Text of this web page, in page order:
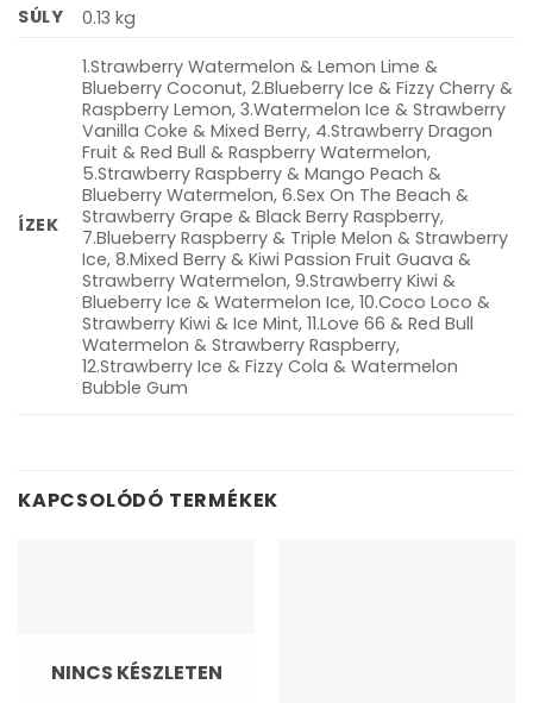
SÚLY 0.13 kg
ÍZEK
1.Strawberry Watermelon & Lemon Lime &
Blueberry Coconut, 2.Blueberry Ice & Fizzy Cherry &
Raspberry Lemon, 3.Watermelon Ice & Strawberry
Vanilla Coke & Mixed Berry, 4.Strawberry Dragon
Fruit & Red Bull & Raspberry Watermelon,
5.Strawberry Raspberry & Mango Peach &
Blueberry Watermelon, 6.Sex On The Beach &
Strawberry Grape & Black Berry Raspberry,
7.Blueberry Raspberry & Triple Melon & Strawberry
Ice, 8.Mixed Berry & Kiwi Passion Fruit Guava &
Strawberry Watermelon, 9.Strawberry Kiwi &
Blueberry Ice & Watermelon Ice, 10.Coco Loco &
Strawberry Kiwi & Ice Mint, 11.Love 66 & Red Bull
Watermelon & Strawberry Raspberry,
12.Strawberry Ice & Fizzy Cola & Watermelon
Bubble Gum
KAPCSOLÓDÓ TERMÉKEK
NINCS KÉSZLETEN